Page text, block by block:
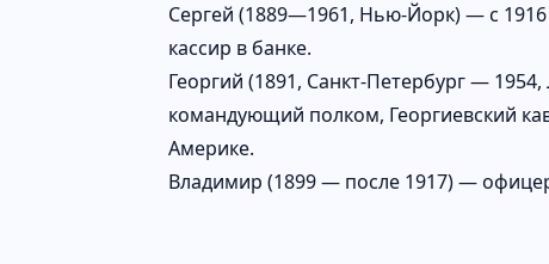
Сергей (1889—1961, Нью-Йорк) — с 1916
кассир в банке.
Георгий (1891, Санкт-Петербург —
командующий полком, Георгиевский
Америке.
Владимир (1899 — после 1917) —